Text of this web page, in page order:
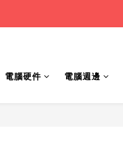
電腦硬件 電腦週邊